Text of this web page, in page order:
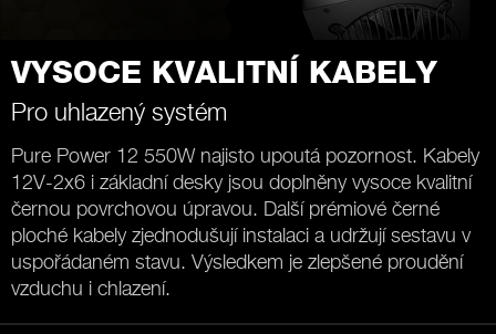
VYSOCE KVALITNÍ KABELY
Pro uhlazený systém
Pure Power 12 550W najisto upoutá pozornost. Kabely
12V-2x6 i základní desky jsou doplněny vysoce kvalitní
černou povrchovou úpravou. Další prémiové černé
ploché kabely zjednodušují instalaci a udržují sestavu v
uspořádaném stavu. Výsledkem je zlepšené proudění
vzduchu i chlazení.